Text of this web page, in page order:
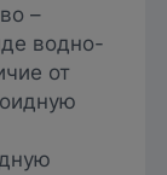
–
водно-
от